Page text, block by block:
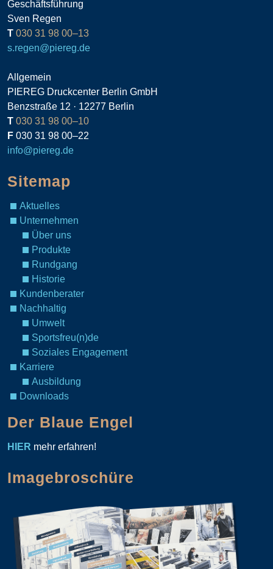
Geschäftsführung
Sven Regen
T 030 31 98 00–13
s.regen@piereg.de
Allgemein
PIEREG Druckcenter Berlin GmbH
Benzstraße 12 · 12277 Berlin
T 030 31 98 00–10
F 030 31 98 00–22
info@piereg.de
Sitemap
Aktuelles
Unternehmen
Über uns
Produkte
Rundgang
Historie
Kundenberater
Nachhaltig
Umwelt
Sportsfreu(n)de
Soziales Engagement
Karriere
Ausbildung
Downloads
Der Blaue Engel
HIER mehr erfahren!
Imagebroschüre